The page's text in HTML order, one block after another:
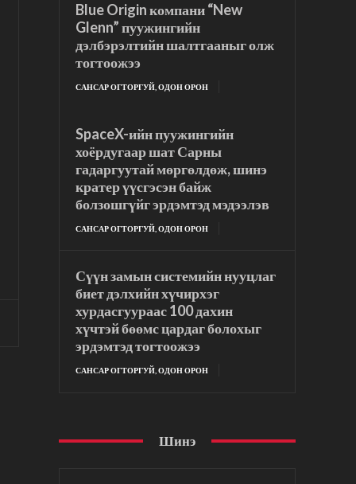
Blue Origin компани “New
Glenn” пуужингийн
дэлбэрэлтийн шалтгааныг олж
тогтоожээ
САНСАР ОГТОРГУЙ, ОДОН ОРОН
SpaceX-ийн пуужингийн
хоёрдугаар шат Сарны
гадаргуутай мөргөлдөж, шинэ
кратер үүсгэсэн байж
болзошгүйг эрдэмтэд мэдээлэв
САНСАР ОГТОРГУЙ, ОДОН ОРОН
Сүүн замын системийн нууцлаг
биет дэлхийн хүчирхэг
хурдасгуураас 100 дахин
хүчтэй бөөмс цардаг болохыг
эрдэмтэд тогтоожээ
САНСАР ОГТОРГУЙ, ОДОН ОРОН
Шинэ